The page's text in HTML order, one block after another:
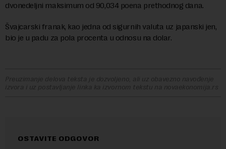
dvonedeljni maksimum od 90,034 poena prethodnog dana.
Švajcarski franak, kao jedna od sigurnih valuta uz japanski jen,
bio je u padu za pola procenta u odnosu na dolar.
Preuzimanje delova teksta je dozvoljeno, ali uz obavezno navođenje
izvora i uz postavljanje linka ka izvornom tekstu na novaekonomija.rs
OSTAVITE ODGOVOR